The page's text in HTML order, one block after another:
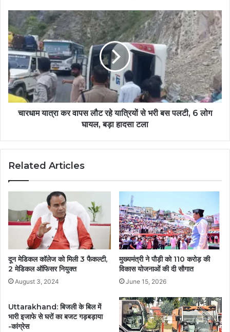
चारधाम यात्रा कर वापस लौट रहे यात्रियों से भरी बस पलटी, 6 लोग
घायल, बड़ा हादसा टला
Related Articles
दून मेडिकल कॉलेज को मिली 3 फैकल्टी,
2 मेडिकल ऑफिसर नियुक्त
August 3, 2024
मुख्यमंत्री ने पौड़ी को 110 करोड़ की
विकास योजनाओं की दी सौगात
June 15, 2026
Uttarakhand: बिजली के बिल में
भारी इजाफे से घरों का बजट गड़बड़ाया
-कांग्रेस